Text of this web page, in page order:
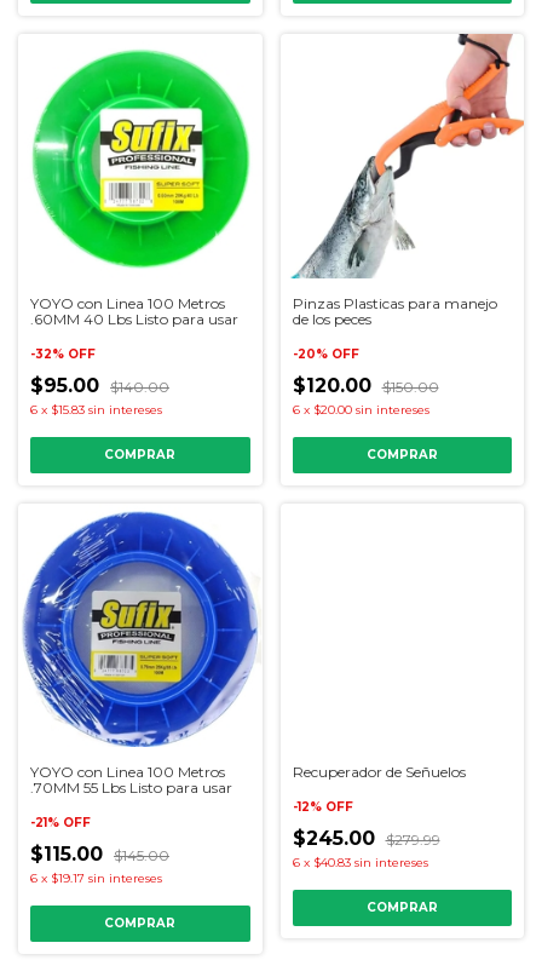
YOYO con Linea 100 Metros
.60MM 40 Lbs Listo para usar
-32% OFF
$95.00 $140.00
6 x $15.83 sin intereses
Pinzas Plasticas para manejo
de los peces
-20% OFF
$120.00 $150.00
6 x $20.00 sin intereses
COMPRAR
YOYO con Linea 100 Metros
.70MM 55 Lbs Listo para usar
-21% OFF
$115.00 $145.00
6 x $19.17 sin intereses
Recuperador de Señuelos
-12% OFF
$245.00 $279.99
6 x $40.83 sin intereses